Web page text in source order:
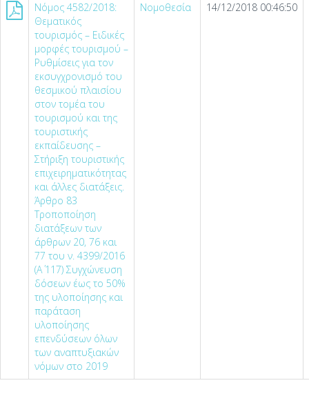
Nόμος 4582/2018:
Θεματικός
τουρισμός – Ειδικές
μορφές τουρισμού –
Ρυθμίσεις για τον
εκσυγχρονισμό του
θεσμικού πλαισίου
στον τομέα του
τουρισμού και της
τουριστικής
εκπαίδευσης –
Στήριξη τουριστικής
επιχειρηματικότητας
και άλλες διατάξεις.
Άρθρο 83
Τροποποίηση
διατάξεων των
άρθρων 20, 76 και
77 του ν. 4399/2016
(Α΄ 117) Συγχώνευση
δόσεων έως το 50%
της υλοποίησης και
παράταση
υλοποίησης
επενδύσεων όλων
των αναπτυξιακών
νόμων στο 2019
Νομοθεσία 14/12/2018 00:46:50